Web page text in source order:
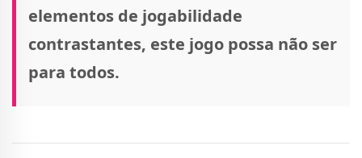
elementos de jogabilidade
contrastantes, este jogo possa não ser
para todos.